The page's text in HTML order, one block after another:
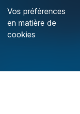
Vos préférences
en matière de
cookies